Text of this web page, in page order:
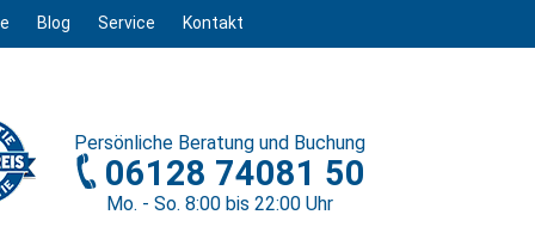
Blog Service Kontakt
Persönliche Beratung und Buchung
06128 74081 50
Mo. - So. 8:00 bis 22:00 Uhr